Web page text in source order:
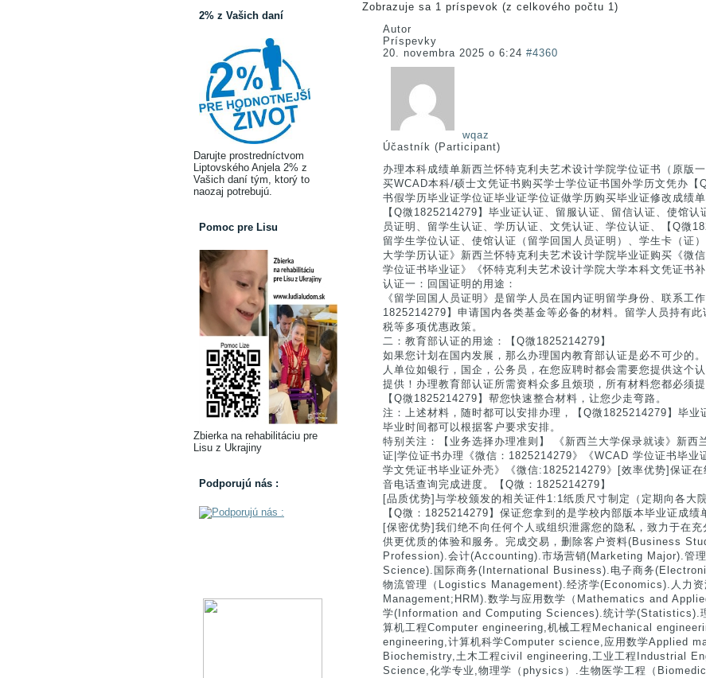
2% z Vašich daní
Darujte prostredníctvom
Liptovského Anjela 2% z
Vašich daní tým, ktorý to
naozaj potrebujú.
Pomoc pre Lisu
Zbierka na rehabilitáciu pre
Lisu z Ukrajiny
Podporujú nás :
Zobrazuje sa 1 príspevok (z celkového počtu 1)
Autor
Príspevky
20. novembra 2025 o 6:24 #4360
wqaz
Účastník (Participant)
办理本科成绩单新西兰怀特克利夫艺术设计学院学位证书（原版
买WCAD本科/硕士文凭证书购买学士学位证书国外学历文凭办【
书假学历毕业证学位证毕业证学位证做学历购买毕业证修改成绩
【Q微1825214279】毕业证认证、留服认证、留信认证、使馆认
员证明、留学生认证、学历认证、文凭认证、学位认证、【Q微
留学生学位认证、使馆认证（留学回国人员证明）、学生卡（证
大学学历认证》新西兰怀特克利夫艺术设计学院毕业证购买《微
学位证书毕业证》《怀特克利夫艺术设计学院大学本科文凭证书
认证一：回国证明的用途：
《留学回国人员证明》是留学人员在国内证明留学身份、联系工
1825214279】申请国内各类基金等必备的材料。留学人员持有
税等多项优惠政策。
二：教育部认证的用途：【Q微1825214279】
如果您计划在国内发展，那么办理国内教育部认证是必不可少的
人单位如银行，国企，公务员，在您应聘时都会需要您提供这个
提供！办理教育部认证所需资料众多且烦琐，所有材料您都必须
【Q微1825214279】帮您快速整合材料，让您少走弯路。
注：上述材料，随时都可以安排办理，【Q微1825214279】毕业
毕业时间都可以根据客户要求安排。
特别关注：【业务选择办理准则】 《新西兰大学保录就读》新西
证|学位证书办理《微信：1825214279》《WCAD 学位证书毕业
学文凭证书毕业证外壳》《微信:1825214279》[效率优势]保证
音电话查询完成进度。【Q微：1825214279】
[品质优势]与学校颁发的相关证件1:1纸质尺寸制定（定期向各大
【Q微：1825214279】保证您拿到的是学校内部版本毕业证成绩
[保密优势]我们绝不向任何个人或组织泄露您的隐私，致力于在
供更优质的体验和服务。完成交易，删除客户资料(Business
Profession).会计(Accounting).市场营销(Marketing Major).管
Science).国际商务(International Business).电子商务
物流管理（Logistics Management).经济学(Economics).人力
Management;HRM).数学与应用数学（Mathematics and
学(Information and Computing Sciences).统计学(Statistics).
算机工程Computer engineering,机械工程Mechanical
engineering,计算机科学Computer science,应用数学Applied
Biochemistry,土木工程civil engineering,工业工程Industrial
Science,化学专业,物理学（physics）.生物医学工程（